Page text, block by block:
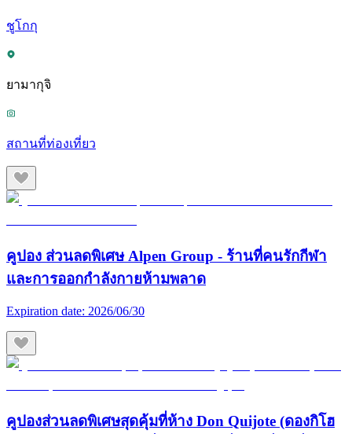
ชูโกกุ
ยามากุจิ
สถานที่ท่องเที่ยว
คูปอง ส่วนลดพิเศษ Alpen Group - ร้านที่คนรักกีฬา
และการออกกำลังกายห้ามพลาด
Expiration date: 2026/06/30
คูปองส่วนลดพิเศษสุดคุ้มที่ห้าง Don Quijote (ดองกิโฮ